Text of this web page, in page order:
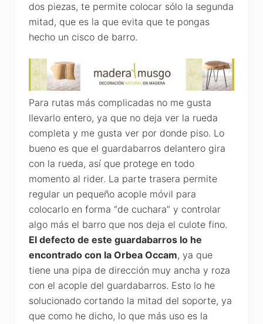
dos piezas, te permite colocar sólo la segunda
mitad, que es la que evita que te pongas
hecho un cisco de barro.
Para rutas más complicadas no me gusta
llevarlo entero, ya que no deja ver la rueda
completa y me gusta ver por donde piso. Lo
bueno es que el guardabarros delantero gira
con la rueda, así que protege en todo
momento al rider. La parte trasera permite
regular un pequeño acople móvil para
colocarlo en forma “de cuchara” y controlar
algo más el barro que nos deja el culote fino.
El defecto de este guardabarros lo he
encontrado con la Orbea Occam, ya que
tiene una pipa de dirección muy ancha y roza
con el acople del guardabarros. Esto lo he
solucionado cortando la mitad del soporte, ya
que como he dicho, lo que más uso es la